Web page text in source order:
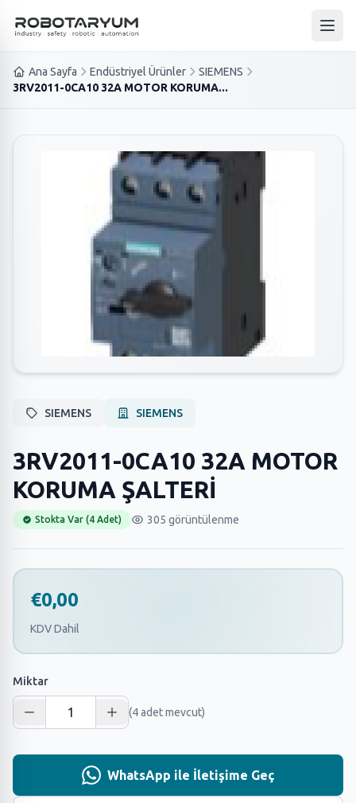
Ana içeriğe geç
Ana
Ana Sayfa Endüstriyel Ürünler
SIEMENS
3RV2011-0CA10 32A MOTOR KORUMA...
SIEMENS SIEMENS
3RV2011-0CA10 32A MOTOR
KORUMA ŞALTERİ
Stokta Var (4 Adet) 305 görüntülenme
€0,00
KDV Dahil
Miktar
(4 adet mevcut)
WhatsApp ile İletişime Geç